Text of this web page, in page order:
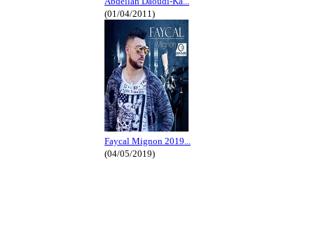
(01/04/2011)
Faycal Mignon 2019...
(04/05/2019)